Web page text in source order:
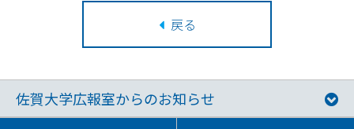
戻る
佐賀大学広報室からのお知らせ